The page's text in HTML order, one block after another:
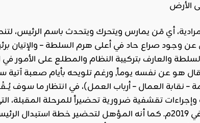
عن وجود صراع حاد في أعلى هرم السلطة – والإتيان
والعارف بتركيبة النظام والمطلع على
هو عن نفسه يوماً, ورغم تلويحه بأيام صعبة آتية
– نقابة العمال – أرباب العمل)، في انتظار ما سوف
للبلديات ومجالس الولايات، وانتخاباتٍ رئاسية في 2019م. كما أنه